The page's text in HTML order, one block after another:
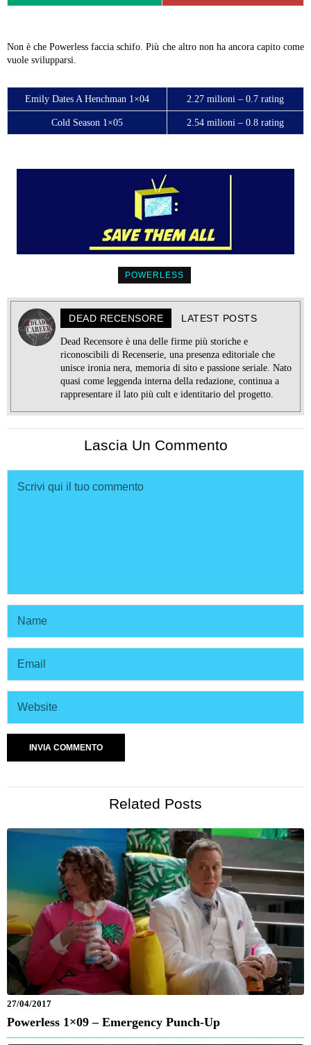
Non è che Powerless faccia schifo. Più che altro non ha ancora capito come
vuole svilupparsi.
Emily Dates A Henchman 1×04 2.27 milioni – 0.7 rating
Cold Season 1×05 2.54 milioni – 0.8 rating
POWERLESS
DEAD RECENSORE LATEST POSTS
Dead Recensore è una delle firme più storiche e
riconoscibili di Recenserie, una presenza editoriale che
unisce ironia nera, memoria di sito e passione seriale. Nato
quasi come leggenda interna della redazione, continua a
rappresentare il lato più cult e identitario del progetto.
Lascia Un Commento
Related Posts
27/04/2017
Powerless 1×09 – Emergency Punch-Up